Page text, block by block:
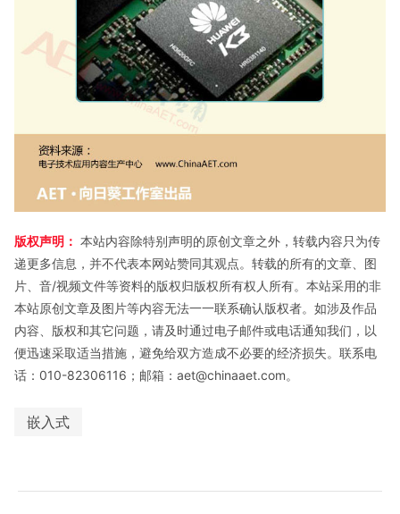
版权声明： 本站内容除特别声明的原创文章之外，转载内容只为传
递更多信息，并不代表本网站赞同其观点。转载的所有的文章、图
片、音/视频文件等资料的版权归版权所有权人所有。本站采用的非
本站原创文章及图片等内容无法一一联系确认版权者。如涉及作品
内容、版权和其它问题，请及时通过电子邮件或电话通知我们，以
便迅速采取适当措施，避免给双方造成不必要的经济损失。联系电
话：010-82306116；邮箱：aet@chinaaet.com。
嵌入式